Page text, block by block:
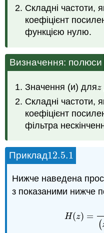
Складні частоти,
коефіцієнт
функцією нулю.
Визначення: полюси
Значення (и) дляz
z
Складні частоти,
коефіцієнт
фільтра
Приклад12.5.1
12.5.1
Нижче наведена
з показаними нижче
H(z) =
(
H(z) =z +